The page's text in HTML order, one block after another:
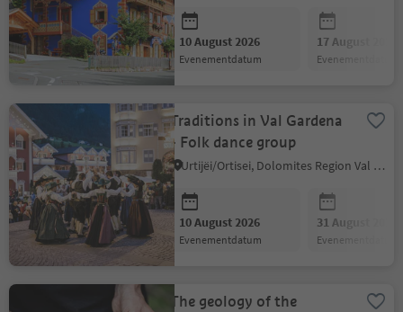
10 August 2026
evenementdatum
17 August 2026
evenementdatum
Traditions in Val Gardena
- Folk dance group
Urtijëi/Ortisei, Dolomites Region Val Gardena
10 August 2026
evenementdatum
31 August 2026
evenementdatum
The geology of the